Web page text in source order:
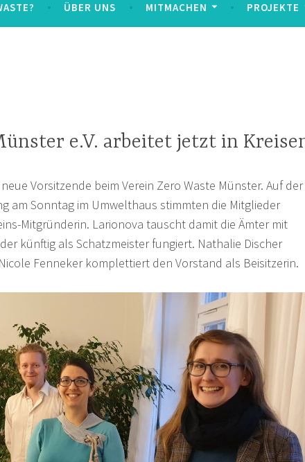
ÜBER UNS MITMACHEN PROJEKTE
e.V. arbeitet jetzt in
Vorsitzende beim Verein Zero Waste Münster. Auf der
am Sonntag im Umwelthaus stimmten die Mitglieder
Mitgründerin. Larionova tauscht damit die Ämter mit
künftig als Schatzmeister fungiert. Nathalie Discher
Fenneker komplettiert den Vorstand als Beisitzerin.